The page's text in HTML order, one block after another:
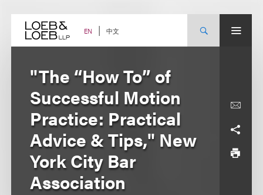
content EN 中文
"The “How To” of
Successful Motion
Practice: Practical
Advice & Tips," New
York City Bar
Association